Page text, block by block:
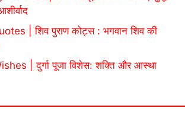
| शिव पुराण कोट्स : भगवान शिव की
| दुर्गा पूजा विशेस: शक्ति और आस्था